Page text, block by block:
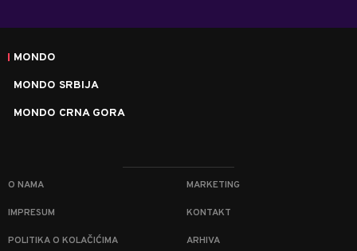
MONDO
MONDO SRBIJA
MONDO CRNA GORA
O NAMA MARKETING
IMPRESUM KONTAKT
POLITIKA O KOLAČIĆIMA ARHIVA